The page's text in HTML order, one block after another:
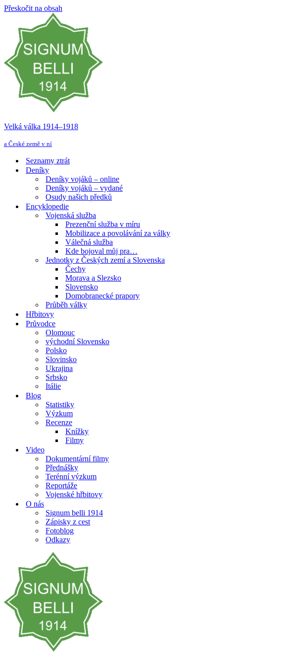
Přeskočit na obsah
Velká válka 1914–⁠⁠⁠⁠⁠⁠1918
a České země v ní
Seznamy ztrát
Deníky
Deníky vojáků – online
Deníky vojáků – vydané
Osudy našich předků
Encyklopedie
Vojenská služba
Prezenční služba v míru
Mobilizace a povolávání za války
Válečná služba
Kde bojoval můj pra…
Jednotky z Českých zemí a Slovenska
Čechy
Morava a Slezsko
Slovensko
Domobranecké prapory
Průběh války
Hřbitovy
Průvodce
Olomouc
východní Slovensko
Polsko
Slovinsko
Ukrajina
Srbsko
Itálie
Blog
Statistiky
Výzkum
Recenze
Knížky
Filmy
Video
Dokumentární filmy
Přednášky
Terénní výzkum
Reportáže
Vojenské hřbitovy
O nás
Signum belli 1914
Zápisky z cest
Fotoblog
Odkazy